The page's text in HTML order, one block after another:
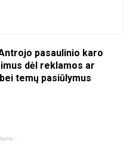
pasaulinio karo
dėl reklamos ar
temų pasiūlymus
-